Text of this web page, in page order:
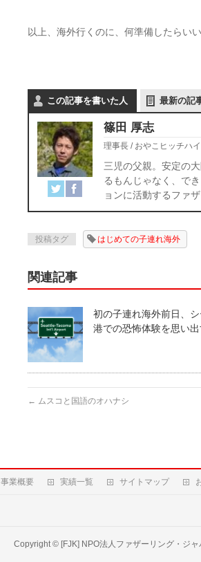
以上、海外行くのに、何準備したらい
この記事を書いた人 最新の記
篠田 厚志
理事長 / おやこヒッチハ
三児の父親。安定の
るもんじゃなく、で
ョンに活動するファ
投稿タグ はじめての子連れ海外
関連記事
初の子連れ海外前日、
港での恐怖体験を思い
← ムスコと国語のオハナシ
事業概要 実績一覧 サイトマップ
Copyright © [FJK] NPO法人ファザーリング・ジ